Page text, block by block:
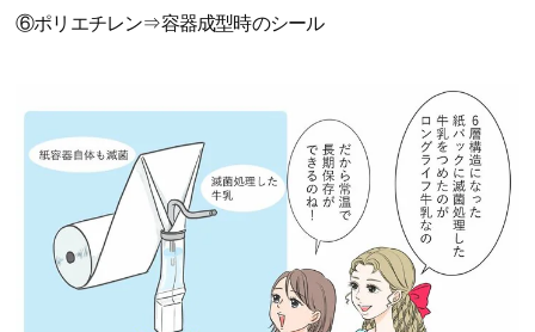
⑥ポリエチレン⇒容器成型時のシール